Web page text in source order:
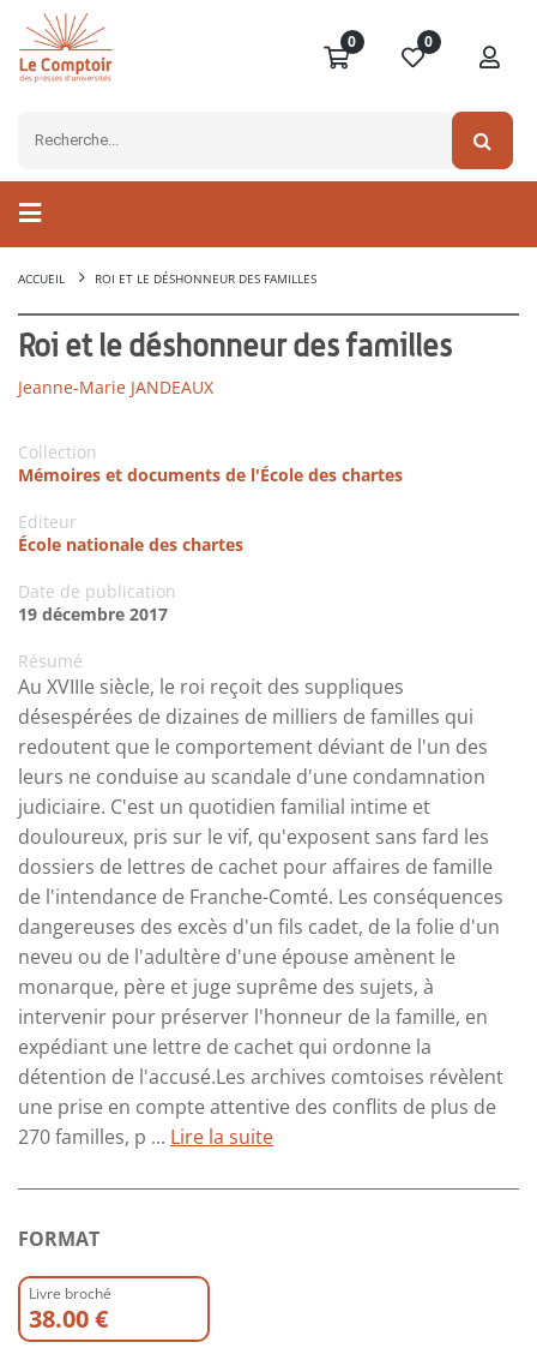
0 0
ACCUEIL ROI ET LE DÉSHONNEUR DES FAMILLES
Roi et le déshonneur des familles
Jeanne-Marie JANDEAUX
Collection
Mémoires et documents de l'École des chartes
Editeur
École nationale des chartes
Date de publication
19 décembre 2017
Résumé
Au XVIIIe siècle, le roi reçoit des suppliques
désespérées de dizaines de milliers de familles qui
redoutent que le comportement déviant de l'un des
leurs ne conduise au scandale d'une condamnation
judiciaire. C'est un quotidien familial intime et
douloureux, pris sur le vif, qu'exposent sans fard les
dossiers de lettres de cachet pour affaires de famille
de l'intendance de Franche-Comté. Les conséquences
dangereuses des excès d'un fils cadet, de la folie d'un
neveu ou de l'adultère d'une épouse amènent le
monarque, père et juge suprême des sujets, à
intervenir pour préserver l'honneur de la famille, en
expédiant une lettre de cachet qui ordonne la
détention de l'accusé.Les archives comtoises révèlent
une prise en compte attentive des conflits de plus de
270 familles, p ... Lire la suite
FORMAT
Livre broché
38.00 €